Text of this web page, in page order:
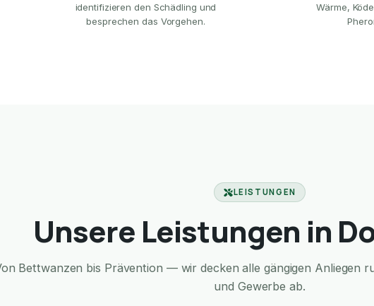
identifizieren den Schädling und
besprechen das Vorgehen.
Wärme,
LEISTUNGEN
Unsere Leistungen in
Bettwanzen bis Prävention — wir decken alle gängigen Anliegen
und Gewerbe ab.